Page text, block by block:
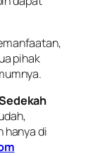
pihak
hanya di